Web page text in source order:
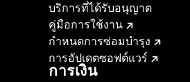
บริการที่ได้รับอนุญาต
คู่มือการใช้งาน
กำหนดการซ่อมบำรุง
การอัปเดตซอฟต์แวร์
การเงิน